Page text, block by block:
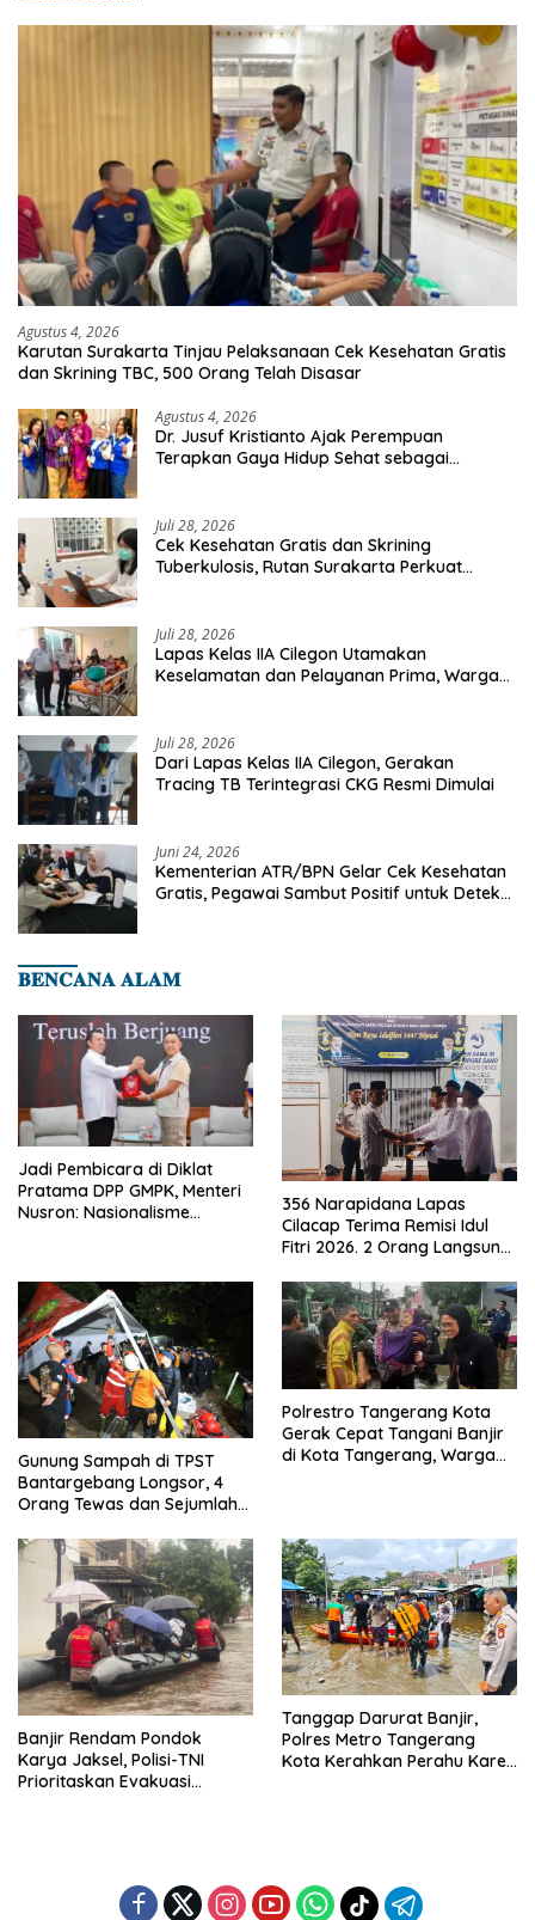
Agustus 4, 2026
Karutan Surakarta Tinjau Pelaksanaan Cek Kesehatan Gratis
dan Skrining TBC, 500 Orang Telah Disasar
Agustus 4, 2026
Dr. Jusuf Kristianto Ajak Perempuan
Terapkan Gaya Hidup Sehat sebagai
Juli 28, 2026
Cek Kesehatan Gratis dan Skrining
Tuberkulosis, Rutan Surakarta Perkuat
Juli 28, 2026
Lapas Kelas IIA Cilegon Utamakan
Keselamatan dan Pelayanan Prima, Warga
Juli 28, 2026
Dari Lapas Kelas IIA Cilegon, Gerakan
Tracing TB Terintegrasi CKG Resmi Dimulai
Juni 24, 2026
Kementerian ATR/BPN Gelar Cek Kesehatan
Gratis, Pegawai Sambut Positif untuk Deteksi
𝐁𝐄𝐍𝐂𝐀𝐍𝐀 𝐀𝐋𝐀𝐌
Jadi Pembicara di Diklat
Pratama DPP GMPK, Menteri
Nusron: Nasionalisme
356 Narapidana Lapas
Cilacap Terima Remisi Idul
Fitri 2026. 2 Orang Langsung
Gunung Sampah di TPST
Bantargebang Longsor, 4
Orang Tewas dan Sejumlah
Polrestro Tangerang Kota
Gerak Cepat Tangani Banjir
di Kota Tangerang, Warga
Banjir Rendam Pondok
Karya Jaksel, Polisi-TNI
Prioritaskan Evakuasi
Tanggap Darurat Banjir,
Polres Metro Tangerang
Kota Kerahkan Perahu Karet